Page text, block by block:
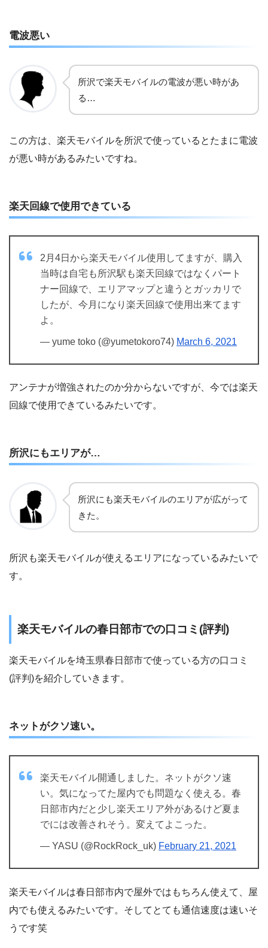
電波悪い
所沢で楽天モバイルの電波が悪い時があ
る…
この方は、楽天モバイルを所沢で使っているとたまに電波
が悪い時があるみたいですね。
楽天回線で使用できている
2月4日から楽天モバイル使用してますが、購入
当時は自宅も所沢駅も楽天回線ではなくパート
ナー回線で、エリアマップと違うとガッカリで
したが、今月になり楽天回線で使用出来てます
よ。
— yume toko (@yumetokoro74) March 6, 2021
アンテナが増強されたのか分からないですが、今では楽天
回線で使用できているみたいです。
所沢にもエリアが…
所沢にも楽天モバイルのエリアが広がって
きた。
所沢も楽天モバイルが使えるエリアになっているみたいで
す。
楽天モバイルの春日部市での口コミ(評判)
楽天モバイルを埼玉県春日部市で使っている方の口コミ
(評判)を紹介していきます。
ネットがクソ速い。
楽天モバイル開通しました。ネットがクソ速
い。気になってた屋内でも問題なく使える。春
日部市内だと少し楽天エリア外があるけど夏ま
でには改善されそう。変えてよこった。
— YASU (@RockRock_uk) February 21, 2021
楽天モバイルは春日部市内で屋外ではもちろん使えて、屋
内でも使えるみたいです。そしてとても通信速度は速いそ
うです笑